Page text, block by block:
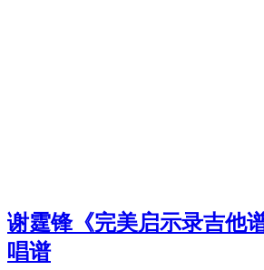
谢霆锋《完美启示录吉他
唱谱